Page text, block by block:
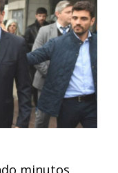
minutos